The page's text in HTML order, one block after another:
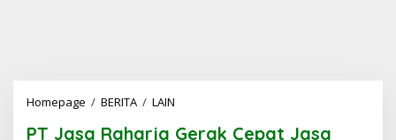
Homepage / BERITA / LAIN
Raharja
PT Jasa Raharja Gerak Cepat Jasa